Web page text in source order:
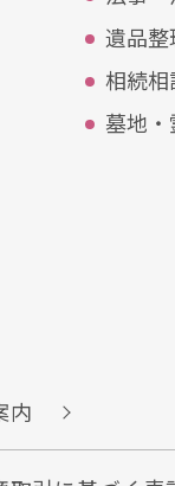
遺品
相続相
墓地・
案内